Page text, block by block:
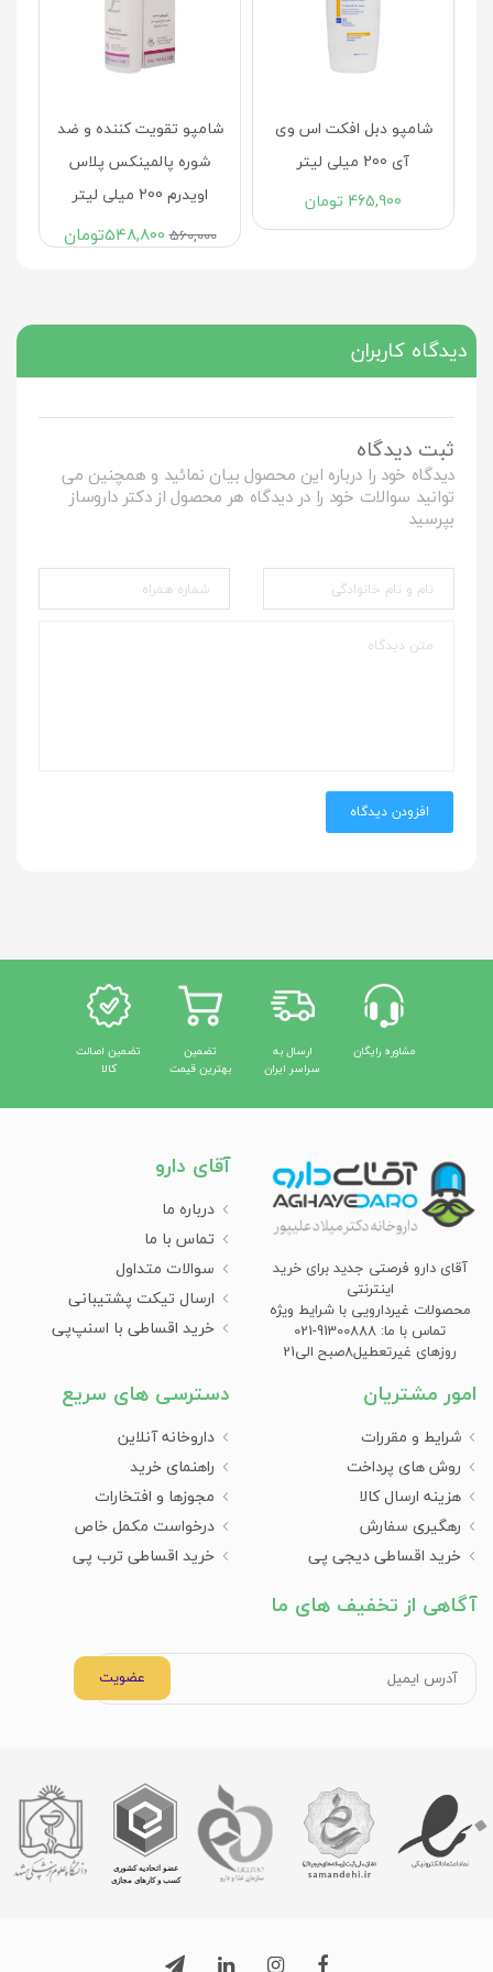
شامپو دبل افکت اس وی
آی 200 میلی لیتر
465,900 تومان
شامپو تقویت کننده و ضد
شوره پالمینکس پلاس
اویدرم 200 میلی لیتر
560,000
548,800تومان
دیدگاه کاربران
ثبت دیدگاه
دیدگاه خود را درباره این محصول بیان نمائید و همچنین می
توانید سوالات خود را در دیدگاه هر محصول از دکتر داروساز
بپرسید
افزودن دیدگاه
مشاوره رایگان
ارسال به
سراسر ایران
تضمین
بهترین قیمت
تضمین اصالت
کالا
آقای دارو فرصتی جدید برای خرید
اینترنتی
محصولات غیردارویی با شرایط ویژه
تماس با ما: 91300888-021
روزهای غیرتعطیل8صبح الی21
آقای دارو
درباره ما
تماس با ما
سوالات متداول
ارسال تیکت پشتیبانی
خرید اقساطی با اسنپ‌پی
امور مشتریان
شرایط و مقررات
روش های پرداخت
هزینه ارسال کالا
رهگیری سفارش
خرید اقساطی دیجی پی
دسترسی های سریع
داروخانه آنلاین
راهنمای خرید
مجوزها و افتخارات
درخواست مکمل خاص
خرید اقساطی ترب پی
آگاهی از تخفیف های ما
عضویت